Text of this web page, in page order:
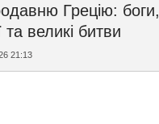
Грецію: боги,
та великі битви
21:13